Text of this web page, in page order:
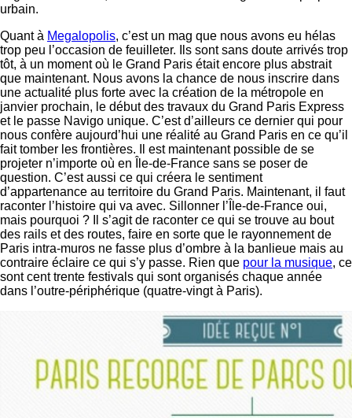
urbain.
Quant à Megalopolis, c’est un mag que nous avons eu hélas
trop peu l’occasion de feuilleter. Ils sont sans doute arrivés trop
tôt, à un moment où le Grand Paris était encore plus abstrait
que maintenant. Nous avons la chance de nous inscrire dans
une actualité plus forte avec la création de la métropole en
janvier prochain, le début des travaux du Grand Paris Express
et le passe Navigo unique. C’est d’ailleurs ce dernier qui pour
nous confère aujourd’hui une réalité au Grand Paris en ce qu’il
fait tomber les frontières. Il est maintenant possible de se
projeter n’importe où en Île-de-France sans se poser de
question. C’est aussi ce qui créera le sentiment
d’appartenance au territoire du Grand Paris. Maintenant, il faut
raconter l’histoire qui va avec. Sillonner l’Île-de-France oui,
mais pourquoi ? Il s’agit de raconter ce qui se trouve au bout
des rails et des routes, faire en sorte que le rayonnement de
Paris intra-muros ne fasse plus d’ombre à la banlieue mais au
contraire éclaire ce qui s’y passe. Rien que pour la musique, ce
sont cent trente festivals qui sont organisés chaque année
dans l’outre-périphérique (quatre-vingt à Paris).